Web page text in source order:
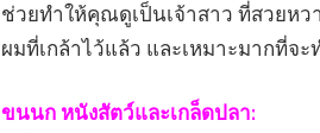
ช่วยทำให้คุณดูเป็นเจ้าสาว ที่สวยห
ผมที่เกล้าไว้แล้ว และเหมาะมากที่จ
ขนนก หนังสัตว์และเกล็ดปลา: